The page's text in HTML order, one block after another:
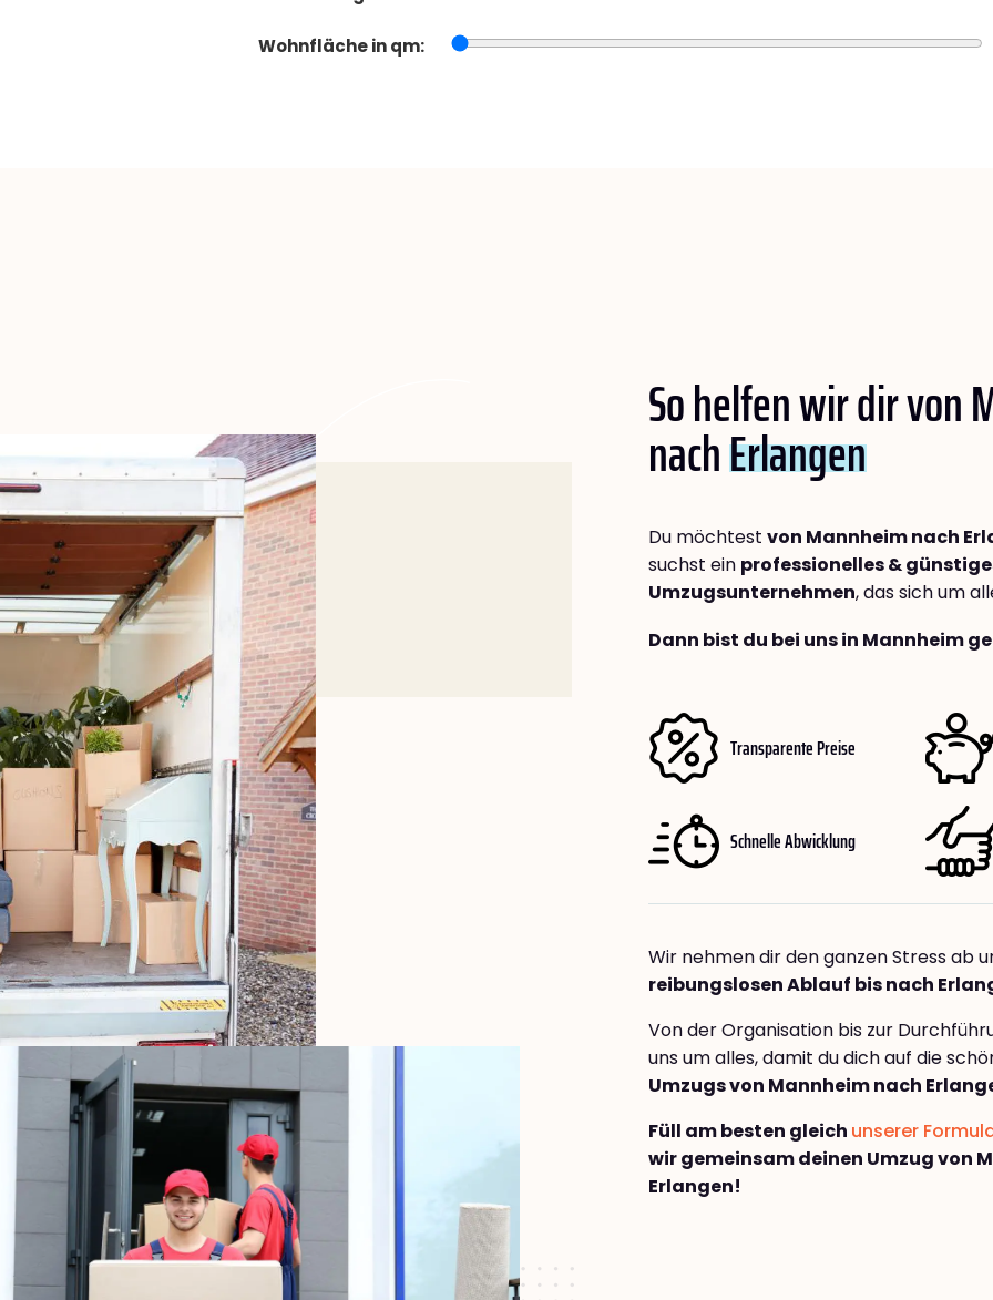
Wohnfläche in qm:
So helfen wir dir von
nachErlangen
Du möchtest von Mannheim nach
suchst ein professionelles &
Umzugsunternehmen, das sich um
Dann bist du bei uns in Mannheim
Transparente Preise
Schnelle Abwicklung
Wir nehmen dir den ganzen Stress ab
reibungslosen Ablauf bis nach
Von der Organisation bis zur
uns um alles, damit du dich auf die
Umzugs von Mannheim nach
Füll am besten gleich unserer
wir gemeinsam deinen Umzug von
Erlangen!